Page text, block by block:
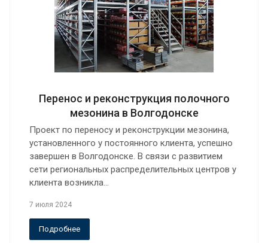
Перенос и реконструкция полочного
мезонина в Волгодонске
Проект по переносу и реконструкции мезонина,
установленного у постоянного клиента, успешно
завершен в Волгодонске. В связи с развитием
сети региональных распределительных центров у
клиента возникла…
7 июля 2024
Подробнее